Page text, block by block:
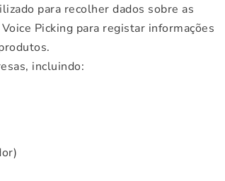
para recolher dados sobre as
Picking para registar informações
incluindo: